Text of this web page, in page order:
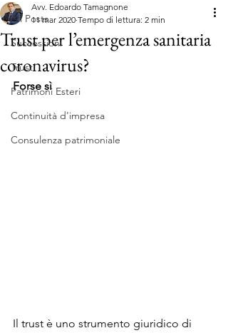
All Posts
Successioni
Trust
Patrimoni Esteri
Continuità d'impresa
Consulenza patrimoniale
Trust per l’emergenza sanitaria
coronavirus?
Avv. Edoardo Tamagnone
11 mar 2020 Tempo di lettura: 2 min
Forse sì
Il trust è uno strumento giuridico di